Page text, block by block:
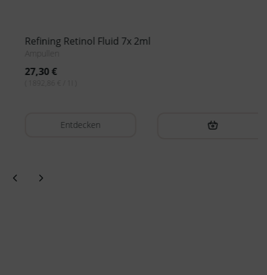
Refining Retinol Fluid 7x 2ml
27,30€
Entdecken